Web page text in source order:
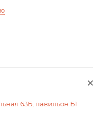
63Б, павильон Б1